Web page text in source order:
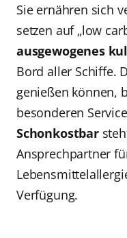
Sie ernähren sich
setzen auf „low
ausgewogenes
Bord aller Schiffe.
genießen können,
besonderen
Schonkostbar
Ansprechpartner
Verfügung.